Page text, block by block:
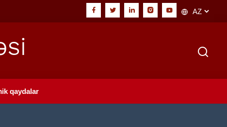
qaydalar